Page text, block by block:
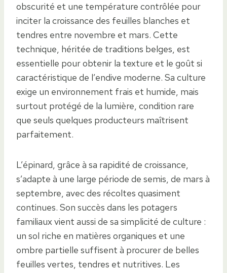
obscurité et une température contrôlée pour
inciter la croissance des feuilles blanches et
tendres entre novembre et mars. Cette
technique, héritée de traditions belges, est
essentielle pour obtenir la texture et le goût si
caractéristique de l’endive moderne. Sa culture
exige un environnement frais et humide, mais
surtout protégé de la lumière, condition rare
que seuls quelques producteurs maîtrisent
parfaitement.
L’épinard, grâce à sa rapidité de croissance,
s’adapte à une large période de semis, de mars à
septembre, avec des récoltes quasiment
continues. Son succès dans les potagers
familiaux vient aussi de sa simplicité de culture :
un sol riche en matières organiques et une
ombre partielle suffisent à procurer de belles
feuilles vertes, tendres et nutritives. Les